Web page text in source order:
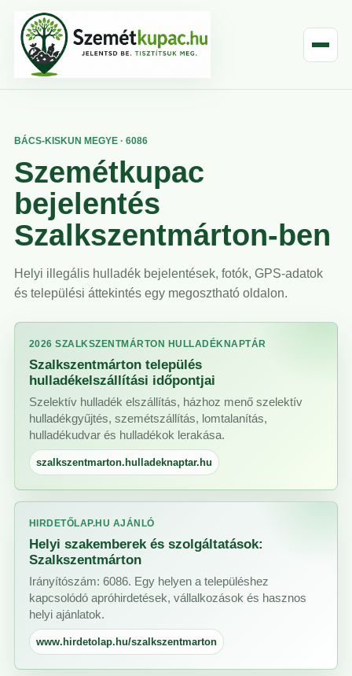
BÁCS-KISKUN MEGYE · 6086
Szemétkupac
bejelentés
Szalkszentmárton-ben
Helyi illegális hulladék bejelentések, fotók, GPS-adatok
és települési áttekintés egy megosztható oldalon.
2026 SZALKSZENTMÁRTON HULLADÉKNAPTÁR
Szalkszentmárton település
hulladékelszállítási időpontjai
Szelektív hulladék elszállítás, házhoz menő szelektív
hulladékgyűjtés, szemétszállítás, lomtalanítás,
hulladékudvar és hulladékok lerakása.
szalkszentmarton.hulladeknaptar.hu
HIRDETŐLAP.HU AJÁNLÓ
Helyi szakemberek és szolgáltatások:
Szalkszentmárton
Irányítószám: 6086. Egy helyen a településhez
kapcsolódó apróhirdetések, vállalkozások és hasznos
helyi ajánlatok.
www.hirdetolap.hu/szalkszentmarton